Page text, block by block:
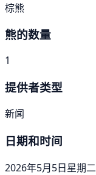
棕熊
熊的数量
1
提供者类型
新闻
日期和时间
2026年5月5日星期